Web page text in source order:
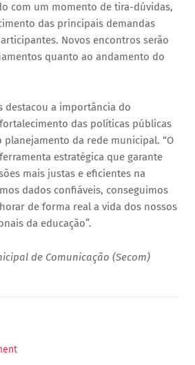
com um momento de tira-dúvidas,
das principais demandas
Novos encontros serão
quanto ao andamento do
destacou a importância do
das políticas públicas
planejamento da rede municipal. “O
estratégica que garante
mais justas e eficientes na
dados confiáveis, conseguimos
de forma real a vida dos nossos
da educação”.
de Comunicação (Secom)